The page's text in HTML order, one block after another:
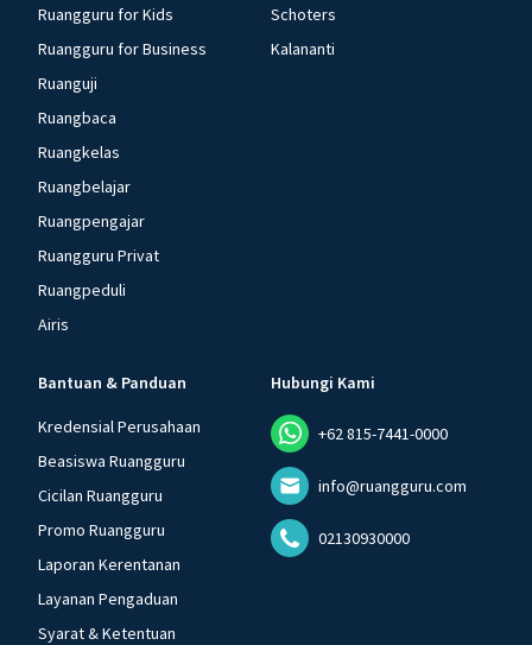
Ruangguru for Kids
Ruangguru for Business
Ruanguji
Ruangbaca
Ruangkelas
Ruangbelajar
Ruangpengajar
Ruangguru Privat
Ruangpeduli
Airis
Schoters
Kalananti
Bantuan & Panduan
Kredensial Perusahaan
Beasiswa Ruangguru
Cicilan Ruangguru
Promo Ruangguru
Laporan Kerentanan
Layanan Pengaduan
Syarat & Ketentuan
Hubungi Kami
+62 815-7441-0000
info@ruangguru.com
02130930000